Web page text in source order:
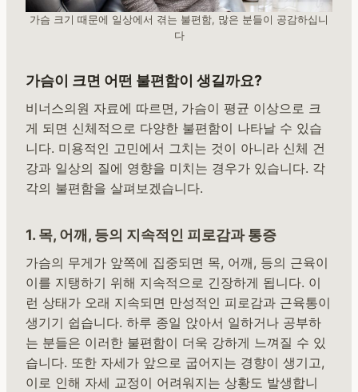
가슴 크기 때문에 일상에서 겪는 불편함, 많은 분들이 공감하십니
다
가슴이 크면 어떤 불편함이 생길까요?
비너스의원 자료에 따르면, 가슴이 평균 이상으로 크
게 되면 신체적으로 다양한 불편함이 나타날 수 있습
니다. 미용적인 고민에서 그치는 것이 아니라 신체 건
강과 일상의 질에 영향을 미치는 경우가 있습니다. 각
각의 불편함을 살펴보겠습니다.
1. 목, 어깨, 등의 지속적인 피로감과 통증
가슴의 무게가 앞쪽에 집중되면 목, 어깨, 등의 근육이
이를 지탱하기 위해 지속적으로 긴장하게 됩니다. 이
런 상태가 오래 지속되면 만성적인 피로감과 근육통이
생기기 쉽습니다. 하루 종일 앉아서 일하거나 공부하
는 분들은 이러한 불편함이 더욱 강하게 느껴질 수 있
습니다. 또한 자세가 앞으로 굽어지는 경향이 생기고,
이로 인해 자세 교정이 어려워지는 상황도 발생합니